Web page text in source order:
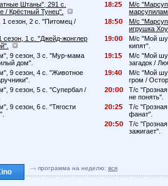
Штаны", 291 с.
/ Крёстный Тунец".
сезон, 2 с. "Питомец /
1 с. "Джейд-жонглер
9 сезон, 3 с. "Мур-мама
дом".
9 сезон, 4 с. "Животное
9 сезон, 5 с. "Супербал /
9 сезон, 6 с. "Тягости
18:2
М/с
18:
М/с
игрушка
19:
М/с "Мой
кипят".
19:1
М/с "Мой
загадок /
19:4
М/с "Мой
гром /
2
:
Т/с
не понять".
2
:2
Т/с
фанат".
2
:
Т/с
зажигает".
программа на неделю: вся